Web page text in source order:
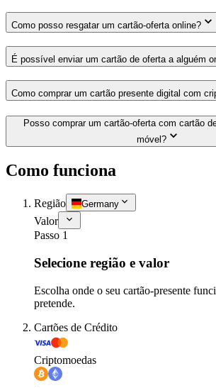
Como posso resgatar um cartão-oferta online?
É possível enviar um cartão de oferta a alguém
Como comprar um cartão presente digital com
Posso comprar um cartão-oferta com cartão
móvel?
Como funciona
Região Germany
Valor
Passo 1
Selecione região e valor
Escolha onde o seu cartão-presente
pretende.
Cartões de Crédito
Criptomoedas